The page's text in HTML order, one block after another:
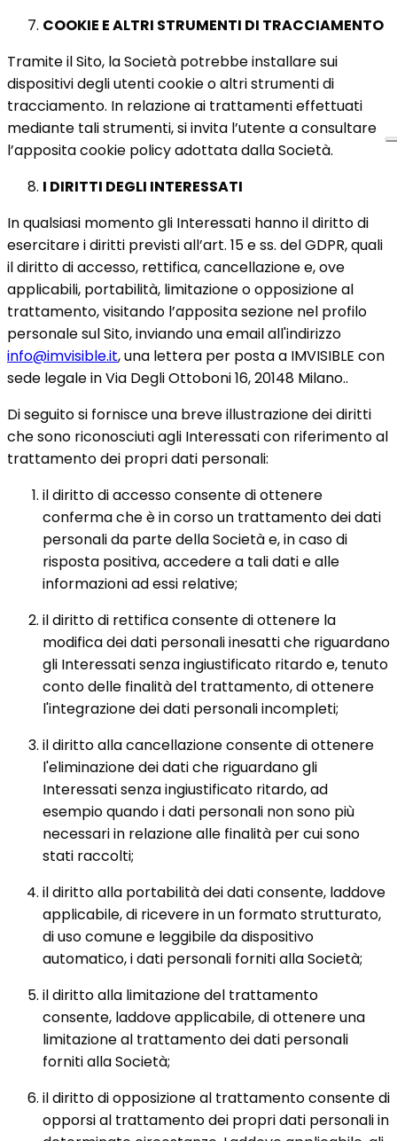
COOKIE E ALTRI STRUMENTI DI TRACCIAMENTO
Tramite il Sito, la Società potrebbe installare sui
dispositivi degli utenti cookie o altri strumenti di
tracciamento. In relazione ai trattamenti effettuati
mediante tali strumenti, si invita l’utente a consultare
l’apposita cookie policy adottata dalla Società.
I DIRITTI DEGLI INTERESSATI
In qualsiasi momento gli Interessati hanno il diritto di
esercitare i diritti previsti all’art. 15 e ss. del GDPR, quali
il diritto di accesso, rettifica, cancellazione e, ove
applicabili, portabilità, limitazione o opposizione al
trattamento, visitando l’apposita sezione nel profilo
personale sul Sito, inviando una email all'indirizzo
info@imvisible.it, una lettera per posta a IMVISIBLE con
sede legale in Via Degli Ottoboni 16, 20148 Milano..
Di seguito si fornisce una breve illustrazione dei diritti
che sono riconosciuti agli Interessati con riferimento al
trattamento dei propri dati personali:
il diritto di accesso consente di ottenere
conferma che è in corso un trattamento dei dati
personali da parte della Società e, in caso di
risposta positiva, accedere a tali dati e alle
informazioni ad essi relative;
il diritto di rettifica consente di ottenere la
modifica dei dati personali inesatti che riguardano
gli Interessati senza ingiustificato ritardo e, tenuto
conto delle finalità del trattamento, di ottenere
l'integrazione dei dati personali incompleti;
il diritto alla cancellazione consente di ottenere
l'eliminazione dei dati che riguardano gli
Interessati senza ingiustificato ritardo, ad
esempio quando i dati personali non sono più
necessari in relazione alle finalità per cui sono
stati raccolti;
il diritto alla portabilità dei dati consente, laddove
applicabile, di ricevere in un formato strutturato,
di uso comune e leggibile da dispositivo
automatico, i dati personali forniti alla Società;
il diritto alla limitazione del trattamento
consente, laddove applicabile, di ottenere una
limitazione al trattamento dei dati personali
forniti alla Società;
il diritto di opposizione al trattamento consente di
opporsi al trattamento dei propri dati personali in